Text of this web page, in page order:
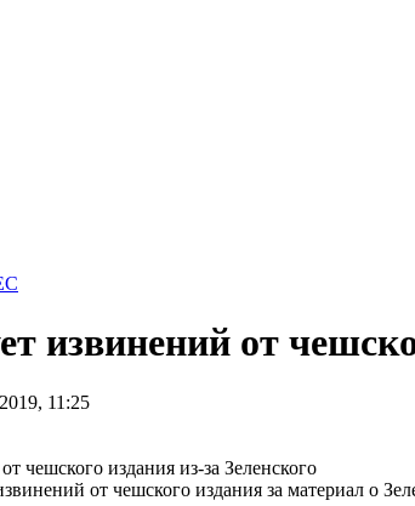
извинений от
11:25
от чешского издания за материал о